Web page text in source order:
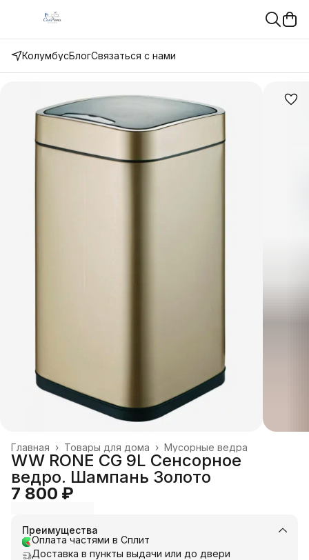
КолумбусБлогСвязаться с нами
Мусорные ведра
Товары для дома ›
Главная ›
WW RONE CG 9L Сенсорное
ведро. Шампань Золото
7 800 ₽
Преимущества
Оплата частями в Сплит
Доставка в пункты выдачи или до двери